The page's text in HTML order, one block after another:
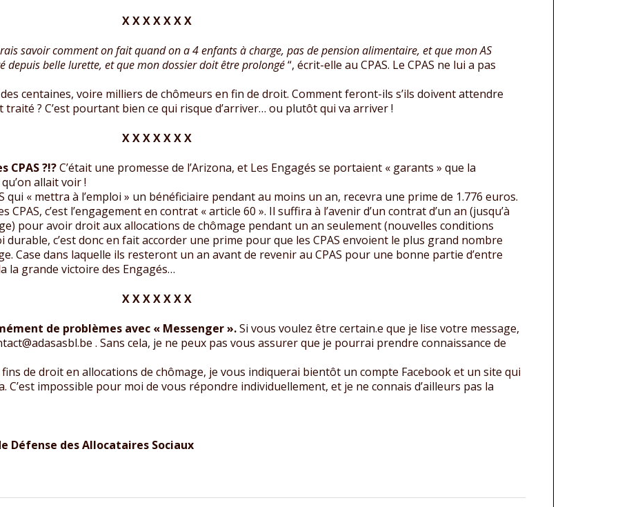
X X X X X X X
savoir comment on fait quand on a 4 enfants à charge, pas de pension alimentaire, et que mon AS
depuis belle lurette, et que mon dossier doit être prolongé“, écrit-elle au CPAS. Le CPAS ne lui a pas
centaines, voire milliers de chômeurs en fin de droit. Comment feront-ils s’ils doivent attendre
? C’est pourtant bien ce qui risque d’arriver… ou plutôt qui va arriver !
X X X X X X X
CPAS ?!?C’était une promesse de l’Arizona, et Les Engagés se portaient « garants » que la
allait voir !
qui « mettra à l’emploi » un bénéficiaire pendant au moins un an, recevra une prime de 1.776 euros.
CPAS, c’est l’engagement en contrat « article 60 ». Il suffira à l’avenir d’un contrat d’un an (jusqu’à
pour avoir droit aux allocations de chômage pendant un an seulement (nouvelles conditions
durable, c’est donc en fait accorder une prime pour que les CPAS envoient le plus grand nombre
Case dans laquelle ils resteront un an avant de revenir au CPAS pour une bonne partie d’entre
la grande victoire des Engagés…
X X X X X X X
de problèmes avec « Messenger ».Si vous voulez être certain.e que je lise votre message,
. Sans cela, je ne peux pas vous assurer que je pourrai prendre connaissance de
de droit en allocations de chômage, je vous indiquerai bientôt un compte Facebook et un site qui
C’est impossible pour moi de vous répondre individuellement, et je ne connais d’ailleurs pas la
Défense des Allocataires Sociaux